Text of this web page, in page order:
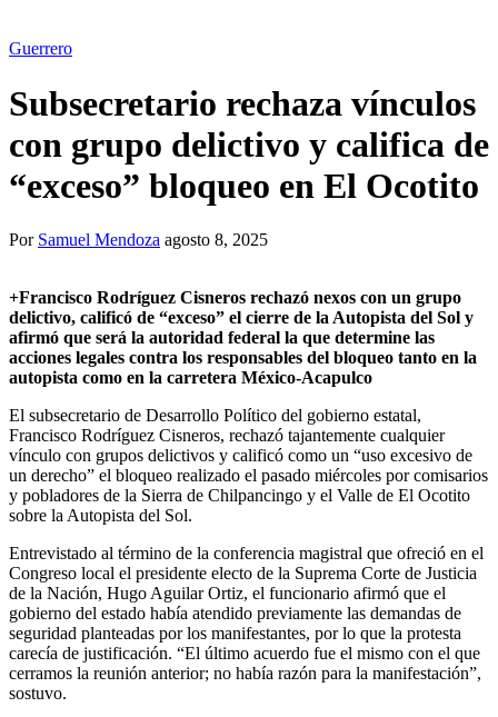
Guerrero
Subsecretario rechaza vínculos
con grupo delictivo y califica de
“exceso” bloqueo en El Ocotito
Por Samuel Mendoza agosto 8, 2025
+Francisco Rodríguez Cisneros rechazó nexos con un grupo
delictivo, calificó de “exceso” el cierre de la Autopista del Sol y
afirmó que será la autoridad federal la que determine las
acciones legales contra los responsables del bloqueo tanto en la
autopista como en la carretera México-Acapulco
El subsecretario de Desarrollo Político del gobierno estatal,
Francisco Rodríguez Cisneros, rechazó tajantemente cualquier
vínculo con grupos delictivos y calificó como un “uso excesivo de
un derecho” el bloqueo realizado el pasado miércoles por comisarios
y pobladores de la Sierra de Chilpancingo y el Valle de El Ocotito
sobre la Autopista del Sol.
Entrevistado al término de la conferencia magistral que ofreció en el
Congreso local el presidente electo de la Suprema Corte de Justicia
de la Nación, Hugo Aguilar Ortiz, el funcionario afirmó que el
gobierno del estado había atendido previamente las demandas de
seguridad planteadas por los manifestantes, por lo que la protesta
carecía de justificación. “El último acuerdo fue el mismo con el que
cerramos la reunión anterior; no había razón para la manifestación”,
sostuvo.